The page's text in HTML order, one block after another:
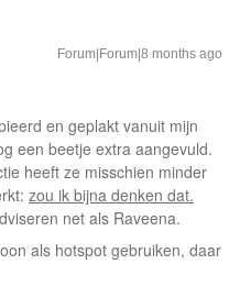
Forum|Forum|8 months ago
en geplakt vanuit mijn
een beetje extra aangevuld.
heeft ze misschien minder
zou ik bijna denken dat.
net als Raveena.
als hotspot gebruiken, daar